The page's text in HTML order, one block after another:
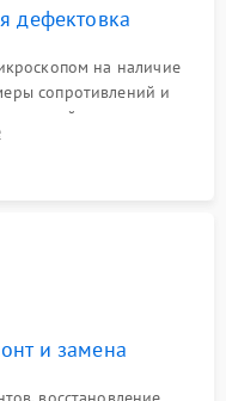
дефектовка
на наличие
сопротивлений и
цепей питания,
и видеочипа.
и замена